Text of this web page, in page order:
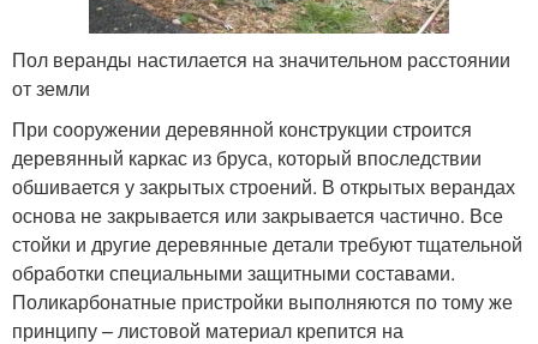
Пол веранды настилается на значительном расстоянии
от земли
При сооружении деревянной конструкции строится
деревянный каркас из бруса, который впоследствии
обшивается у закрытых строений. В открытых верандах
основа не закрывается или закрывается частично. Все
стойки и другие деревянные детали требуют тщательной
обработки специальными защитными составами.
Поликарбонатные пристройки выполняются по тому же
принципу – листовой материал крепится на